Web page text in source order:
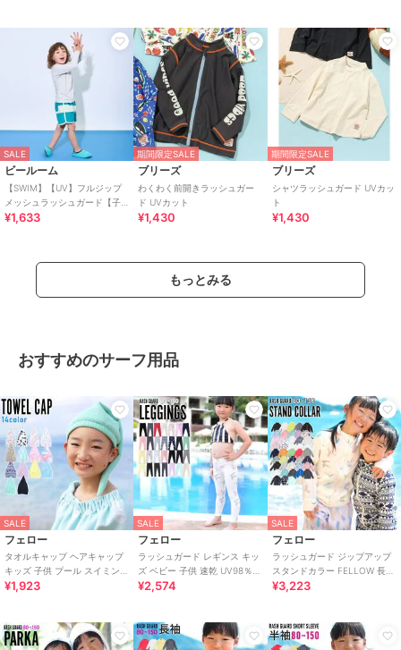
SALE
ビールーム
【SWIM】【UV】フルジップ
メッシュラッシュガード【子
供服】【キッズ】【男の子】
¥1,633
期間限定SALE
ブリーズ
わくわく前開きラッシュガー
ド UVカット
¥1,430
期間限定SALE
ブリーズ
シャツラッシュガード UVカッ
ト
¥1,430
もっとみる
おすすめのサーフ用品
SALE
フェロー
タオルキャップ ヘアキャップ
キッズ 子供 プール スイミング
ジュニア マイクロファイバー
¥1,923
SALE
フェロー
ラッシュガード レギンス キッ
ズ ベビー 子供 速乾 UV98％カ
ット 紫外線対策 UPF50＋
¥2,574
SALE
フェロー
ラッシュガード ジップアップ
スタンドカラー FELLOW 長袖
キッズ UPF50+ 接触冷感
¥3,223